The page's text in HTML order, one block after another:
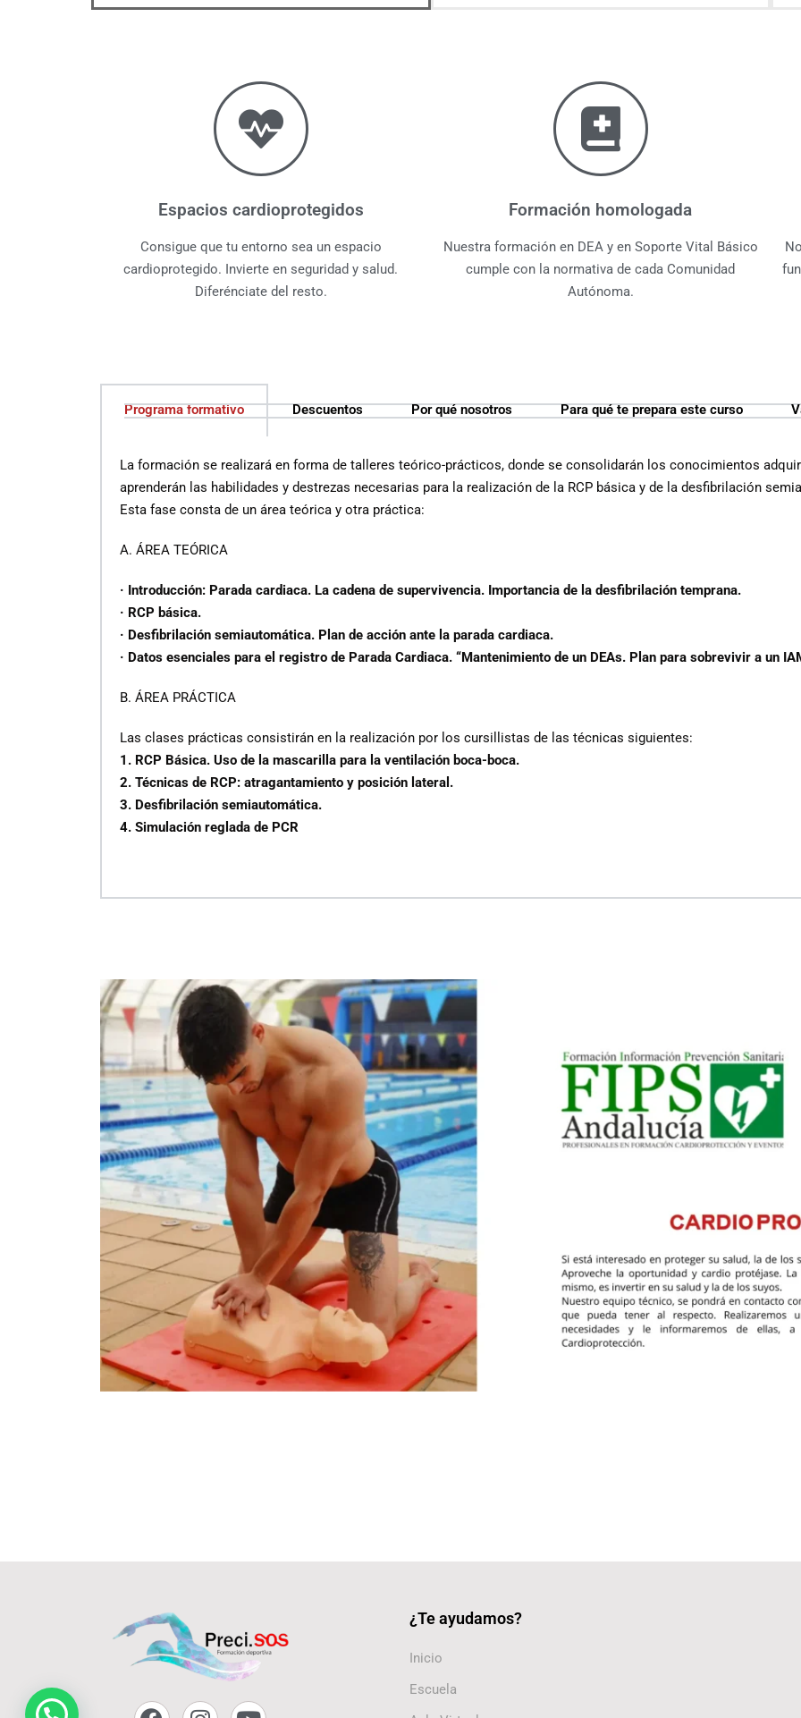
Espacios cardioprotegidos
Consigue que tu entorno sea un espacio
cardioprotegido. Invierte en seguridad y salud.
Diferénciate del resto.
Formación homologada
Nuestra formación en DEA y en Soporte Vital Básico
cumple con la normativa de cada Comunidad
Autónoma.
Programa formativo Descuentos Por qué nosotros Para qué te prepara este curso
La formación se realizará en forma de talleres teórico-prácticos, donde se consolidarán los conocimientos
aprenderán las habilidades y destrezas necesarias para la realización de la RCP básica y de la desfibrilación
Esta fase consta de un área teórica y otra práctica:
A. ÁREA TEÓRICA
· Introducción: Parada cardiaca. La cadena de supervivencia. Importancia de la desfibrilación temprana.
· RCP básica.
· Desfibrilación semiautomática. Plan de acción ante la parada cardiaca.
· Datos esenciales para el registro de Parada Cardiaca. “Mantenimiento de un DEAs. Plan para sobrevivir a un
B. ÁREA PRÁCTICA
Las clases prácticas consistirán en la realización por los cursillistas de las técnicas siguientes:
1. RCP Básica. Uso de la mascarilla para la ventilación boca-boca.
2. Técnicas de RCP: atragantamiento y posición lateral.
3. Desfibrilación semiautomática.
4. Simulación reglada de PCR
¿Te ayudamos?
Inicio
Escuela
¿Te llamamos?